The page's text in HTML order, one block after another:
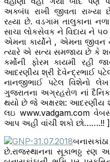
અક્બંધ રાખી જીવતા રાખ્યા
રહ્યા છે. વડગામ તાલુકાના
સાચા લોકસેવક ને વિદાય ને
એમના કાર્યોને , એમના જીવન
ત્યારે એ સત્ય સમજાય છે કે
કર્મોની ફોરમ કાયમી રહી
આદરણીય શ્રી દેવેન્દ્રભાઈ પટેલ
નાનજીભાઈ પટેલ વિશેનો લેખ
ગુજરાતના અગ્રહરોળ નાં
થયો છે જે અક્ષરશ: આદરણીય
લઇ www.vadgam.com
આપ અહી વાંચી શકો છો…….!! ]
છે.રાજસ્થાનના સૂકાભઠ્ઠ રણ